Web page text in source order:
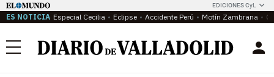
EDICIONES CyL
ES NOTICIA Especial Cecilia Eclipse Accidente Perú Motín Zambrana
Menú